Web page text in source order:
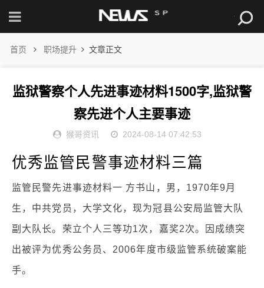
首页 职场提升 文章正文
监狱警察个人先进事迹材料1500字,监狱警
察先进个人主要事迹
猴哥资讯 2024-08-14 07:42:53
优秀监管民警事迹材料三篇
监管民警先进事迹材料一 方书山，男，1970年9月
生，中共党员，大学文化，现为冠县公安局监管大队
副大队长。荣立个人三等功1次，嘉奖2次。因成绩突
出被评为优秀公务员、2006年度市级监管系统破案能
手。